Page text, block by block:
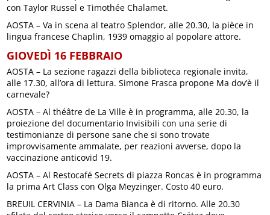
con Taylor Russel e Timothée Chalamet.
AOSTA – Va in scena al teatro Splendor, alle 20.30, la pièce in
lingua francese Chaplin, 1939 omaggio al popolare attore.
GIOVEDÌ 16 FEBBRAIO
AOSTA – La sezione ragazzi della biblioteca regionale invita,
alle 17.30, all’ora di lettura. Simone Frasca propone Ma dov’è il
carnevale?
AOSTA – Al théâtre de La Ville è in programma, alle 20.30, la
proiezione del documentario Invisibili con una serie di
testimonianze di persone sane che si sono trovate
improvvisamente ammalate, per reazioni avverse, dopo la
vaccinazione anticovid 19.
AOSTA – Al Restocafé Secrets di piazza Roncas è in programma
la prima Art Class con Olga Meyzinger. Costo 40 euro.
BREUIL CERVINIA – La Dama Bianca è di ritorno. Alle 20.30